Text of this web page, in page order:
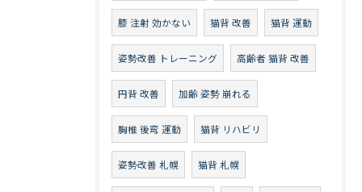
膝 注射 効かない 猫背 改善 猫背 運動
姿勢改善 トレーニング 高齢者 猫背 改善
円背 改善 加齢 姿勢 崩れる
胸椎 後弯 運動 猫背 リハビリ
姿勢改善 札幌 猫背 札幌